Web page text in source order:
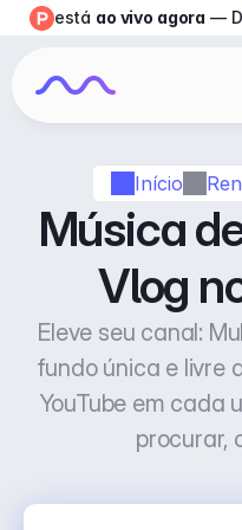
Início
Música
Vlog
Eleve seu canal:
fundo única e livre
YouTube em cada
procurar,
está ao vivo agora —